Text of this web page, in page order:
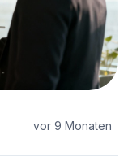
vor 9 Monaten